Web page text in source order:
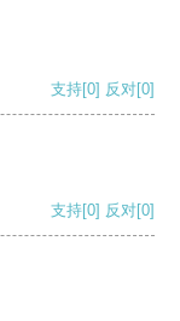
支持[0] 反对[0]
支持[0] 反对[0]